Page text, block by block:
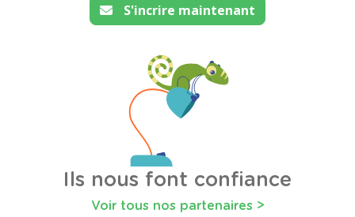
S'incrire maintenant
Ils nous font confiance
Voir tous nos partenaires >